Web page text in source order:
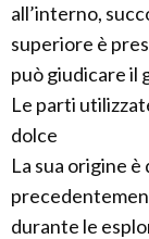
all’interno,
superiore è
può giudicare il
Le parti
dolce
La sua origine
durante le